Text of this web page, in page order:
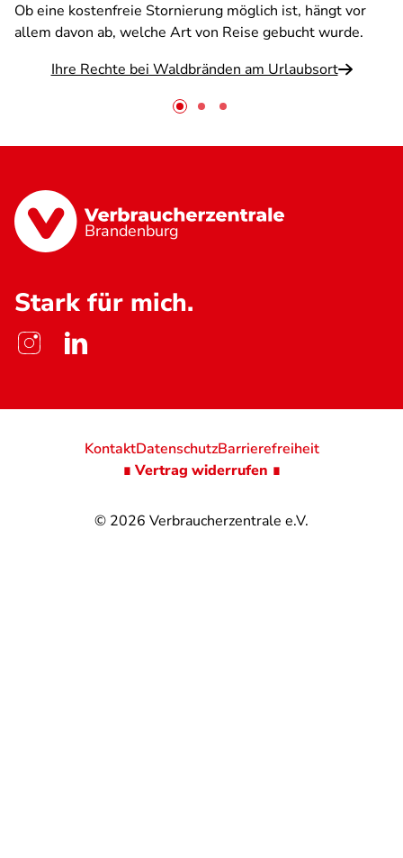
Ob eine kostenfreie Stornierung möglich ist, hängt vor
allem davon ab, welche Art von Reise gebucht wurde.
Ihre Rechte bei Waldbränden am Urlaubsort
Brandenburg
Stark für mich.
© 2026 Verbraucherzentrale e.V.
KontaktDatenschutzBarrierefreiheit
∎ Vertrag widerrufen ∎